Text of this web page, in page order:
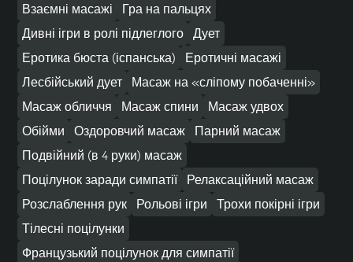
Взаємні масажі
Гра на пальцях
Дивні ігри в ролі підлеглого
Дует
Еротика бюста (іспанська)
Еротичні масажі
Лесбійський дует
Масаж на «сліпому побаченні»
Масаж обличчя
Масаж спини
Масаж удвох
Обійми
Оздоровчий масаж
Парний масаж
Подвійний (в 4 руки) масаж
Поцілунок заради симпатії
Релаксаційний масаж
Розслаблення рук
Рольові ігри
Трохи покірні ігри
Тілесні поцілунки
Французький поцілунок для симпатії